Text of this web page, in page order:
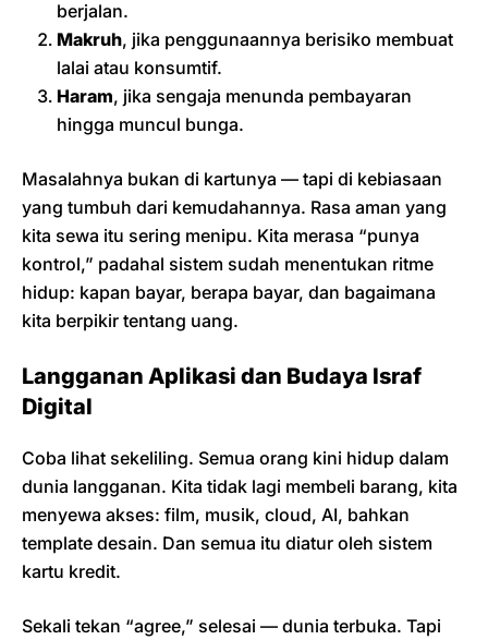
berjalan.
Makruh, jika penggunaannya berisiko membuat
lalai atau konsumtif.
Haram, jika sengaja menunda pembayaran
hingga muncul bunga.
Masalahnya bukan di kartunya — tapi di kebiasaan
yang tumbuh dari kemudahannya. Rasa aman yang
kita sewa itu sering menipu. Kita merasa “punya
kontrol,” padahal sistem sudah menentukan ritme
hidup: kapan bayar, berapa bayar, dan bagaimana
kita berpikir tentang uang.
Langganan Aplikasi dan Budaya Israf
Digital
Coba lihat sekeliling. Semua orang kini hidup dalam
dunia langganan. Kita tidak lagi membeli barang, kita
menyewa akses: film, musik, cloud, AI, bahkan
template desain. Dan semua itu diatur oleh sistem
kartu kredit.
Sekali tekan “agree,” selesai — dunia terbuka. Tapi